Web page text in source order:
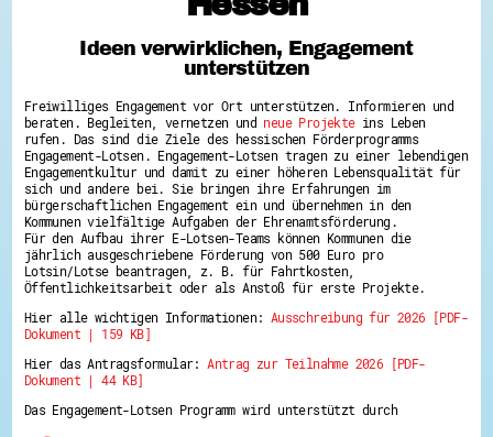
Hessen hilft Ukraine
Zeig uns dein Ehrenamt
Wettbewerb | Trikotwettbewerb
Wettbewerb | 80 Jahre Hessen - Engagement
mit Herz
8 Vereine x 80 Jahre x 1.000 €
Ausgezeichnete Projekte
Menschen des Respekts
SHARE IT: Teile deine Infos!
Gestalte dein Ehrenamt
Ehrenamts-Card Hessen
Engagement-Lotsen
Crowdfunding - Viele schaffen mehr
Ehrentag
Hessen engagiert - Digitale Themenabende
Kompetenznachweis Hessen
Service-Learning
Ideen verwirklichen, Engagement
unterstützen
Freiwilliges Engagement vor Ort unterstützen. Informieren und
beraten. Begleiten, vernetzen und neue Projekteins Leben
rufen. Das sind die Ziele des hessischen Förderprogramms
Engagement-Lotsen. Engagement-Lotsen tragen zu einer lebendigen
Engagementkultur und damit zu einer höheren Lebensqualität für
sich und andere bei. Sie bringen ihre Erfahrungen im
bürgerschaftlichen Engagement ein und übernehmen in den
Kommunen vielfältige Aufgaben der Ehrenamtsförderung.
Für den Aufbau ihrer E-Lotsen-Teams können Kommunen die
jährlich ausgeschriebene Förderung von 500 Euro pro
Lotsin/Lotse beantragen, z. B. für Fahrtkosten,
Öffentlichkeitsarbeit oder als Anstoß für erste Projekte.
Hier alle wichtigen Informationen: Ausschreibung für 2026 [PDF-
Dokument | 159 KB]
Hier das Antragsformular:Antrag zur Teilnahme 2026 [PDF-
Dokument | 44 KB]
Das Engagement-Lotsen Programm wird unterstützt durch